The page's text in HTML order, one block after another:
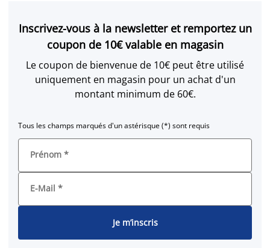
Inscrivez-vous à la newsletter et remportez un
coupon de 10€ valable en magasin
Le coupon de bienvenue de 10€ peut être utilisé
uniquement en magasin pour un achat d'un
montant minimum de 60€.
Tous les champs marqués d'un astérisque (*) sont requis
Prénom *
E-Mail *
Je m’inscris